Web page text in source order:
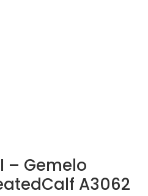
– Gemelo
A3062